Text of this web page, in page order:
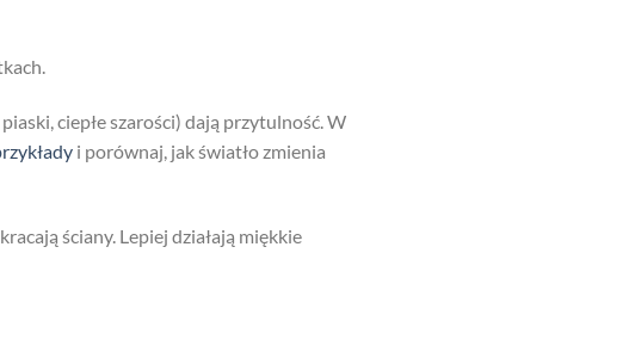
ciepłe szarości) dają przytulność. W
i porównaj, jak światło zmienia
ściany. Lepiej działają miękkie